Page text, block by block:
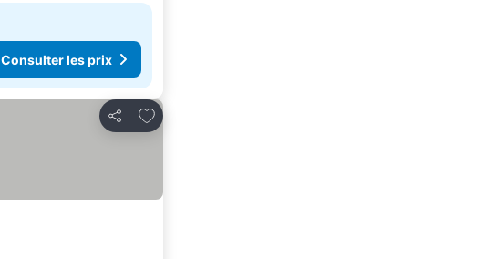
Consulter les prix
Partager
Ajouter à mes favoris